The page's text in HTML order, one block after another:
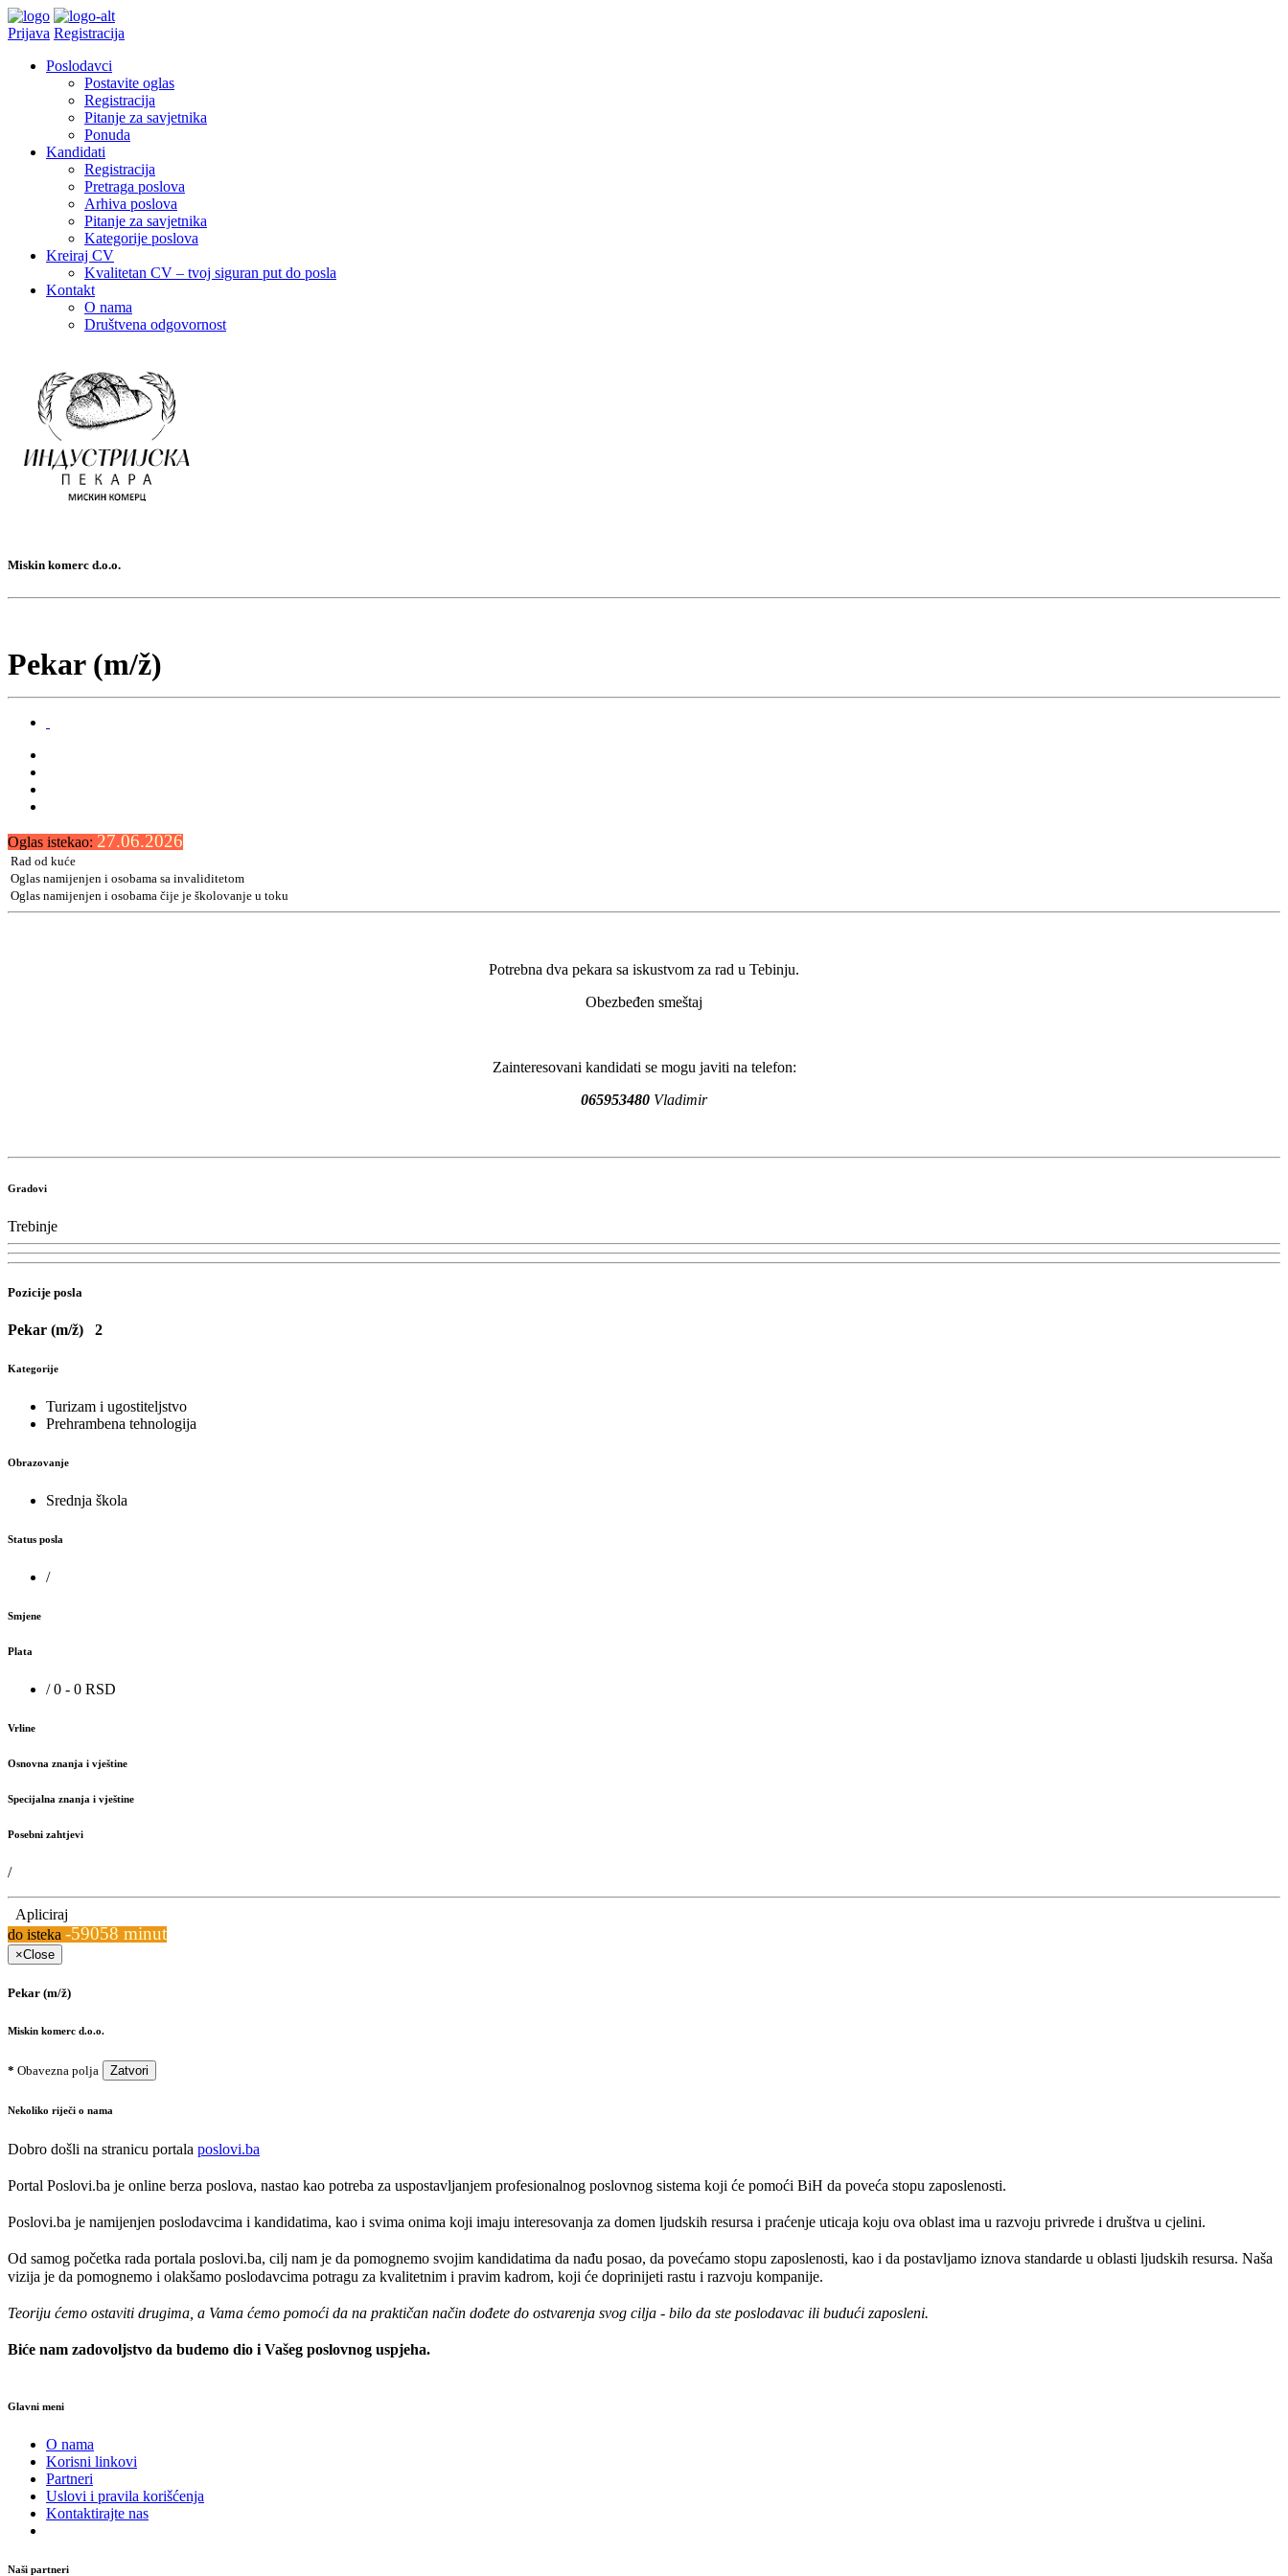
Prijava Registracija
Poslodavci
Postavite oglas
Registracija
Pitanje za savjetnika
Ponuda
Kandidati
Registracija
Pretraga poslova
Arhiva poslova
Pitanje za savjetnika
Kategorije poslova
Kreiraj CV
Kvalitetan CV – tvoj siguran put do posla
Kontakt
O nama
Društvena odgovornost
Miskin komerc d.o.o.
Pekar (m/ž)
Oglas istekao: 27.06.2026
Rad od kuće
Oglas namijenjen i osobama sa invaliditetom
Oglas namijenjen i osobama čije je školovanje u toku
Potrebna dva pekara sa iskustvom za rad u Tebinju.
Obezbeđen smeštaj
Zainteresovani kandidati se mogu javiti na telefon:
065953480 Vladimir
Gradovi
Trebinje
Pozicije posla
Pekar (m/ž) 2
Kategorije
Turizam i ugostiteljstvo
Prehrambena tehnologija
Obrazovanje
Srednja škola
Status posla
/
Smjene
Plata
/ 0 - 0 RSD
Vrline
Osnovna znanja i vještine
Specijalna znanja i vještine
Posebni zahtjevi
/
Apliciraj
do isteka -59058 minut
×Close
Pekar (m/ž)
Miskin komerc d.o.o.
* Obavezna polja Zatvori
Nekoliko riječi o nama
Dobro došli na stranicu portala poslovi.ba
Portal Poslovi.ba je online berza poslova, nastao kao potreba za uspostavljanjem profesionalnog poslovnog sistema koji će pomoći BiH da poveća stopu zaposlenosti.
Poslovi.ba je namijenjen poslodavcima i kandidatima, kao i svima onima koji imaju interesovanja za domen ljudskih resursa i praćenje uticaja koju ova oblast ima u razvoju privrede i društva u cjelini.
Od samog početka rada portala poslovi.ba, cilj nam je da pomognemo svojim kandidatima da nađu posao, da povećamo stopu zaposlenosti, kao i da postavljamo iznova standarde u oblasti ljudskih resursa. Naša
vizija je da pomognemo i olakšamo poslodavcima potragu za kvalitetnim i pravim kadrom, koji će doprinijeti rastu i razvoju kompanije.
Teoriju ćemo ostaviti drugima, a Vama ćemo pomoći da na praktičan način dođete do ostvarenja svog cilja - bilo da ste poslodavac ili budući zaposleni.
Biće nam zadovoljstvo da budemo dio i Vašeg poslovnog uspjeha.
Glavni meni
O nama
Korisni linkovi
Partneri
Uslovi i pravila korišćenja
Kontaktirajte nas
Naši partneri